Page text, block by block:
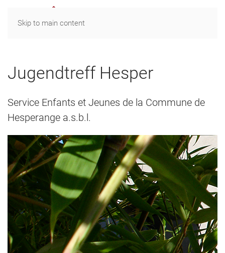
Skip to main content
Jugendtreff Hesper
Service Enfants et Jeunes de la Commune de
Hesperange a.s.b.l.